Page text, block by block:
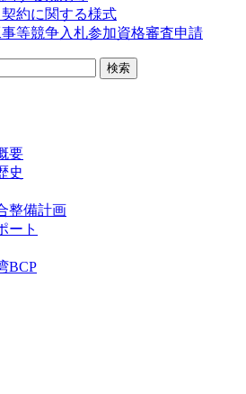
契約に関する様式
等競争入札参加資格審査申請
要
史
整備計画
ート
BCP